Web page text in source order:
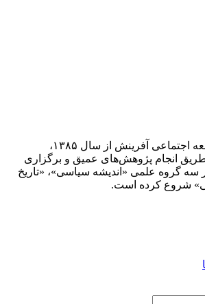
موسسه پژوهشی توسعه اجتماعی آفرینش از سال ۱۳۸۵،
طریق انجام پژوهش‌های عمیق و برگزاری
سه گروه علمی «اندیشه سیاسی»، «تاریخ
شروع کرده است.